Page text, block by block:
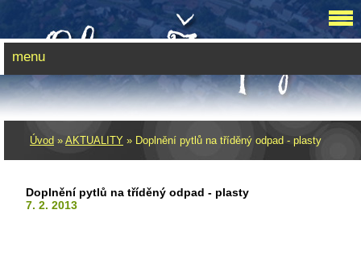
Úvod » AKTUALITY » Doplnění pytlů na tříděný odpad - plasty
Doplnění pytlů na tříděný odpad - plasty
7. 2. 2013
menu